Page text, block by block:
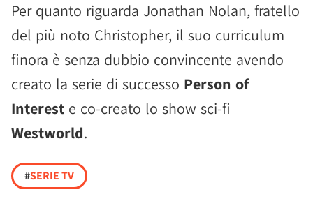
Per quanto riguarda Jonathan Nolan, fratello
del più noto Christopher, il suo curriculum
finora è senza dubbio convincente avendo
creato la serie di successo Person of
Interest e co-creato lo show sci-fi
Westworld.
#SERIE TV